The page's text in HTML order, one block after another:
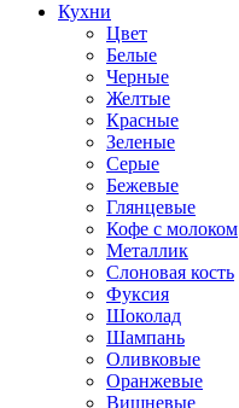
Кухни
Цвет
Белые
Черные
Желтые
Красные
Зеленые
Серые
Бежевые
Глянцевые
Кофе с молоком
Металлик
Слоновая кость
Фуксия
Шоколад
Шампань
Оливковые
Оранжевые
Вишневые